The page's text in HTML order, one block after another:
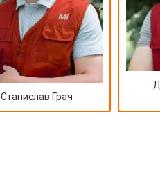
Станислав Грач